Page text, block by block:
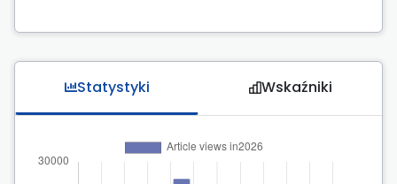
Statystyki Wskaźniki